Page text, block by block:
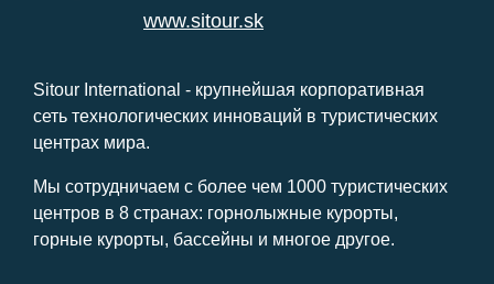
www.sitour.sk
Sitour International - крупнейшая корпоративная
сеть технологических инноваций в туристических
центрах мира.
Мы сотрудничаем с более чем 1000 туристических
центров в 8 странах: горнолыжные курорты,
горные курорты, бассейны и многое другое.